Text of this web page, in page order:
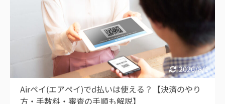
2026/8/1
Airペイ(エアペイ)でd払いは使える？【決済のやり
方・手数料・審査の手順も解説】